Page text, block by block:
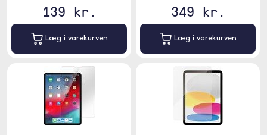
139 kr.
Læg i varekurven
349 kr.
Læg i varekurven